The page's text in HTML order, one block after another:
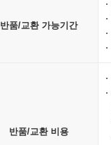
반품/교환 가능기간
반품/교환 비용